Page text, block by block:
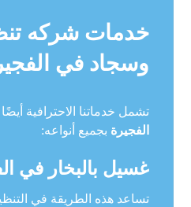
خدمات شركه
وسجاد في
تشمل خدماتنا الاحترافية
الفجيرة بجميع أنواعه:
غسيل بالبخار في
تساعد هذه الطريقة في